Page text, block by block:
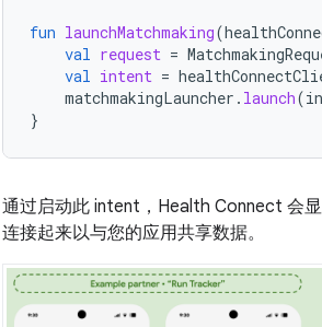
fun launchMatchmaking(
val request =
val intent =
matchmakingLauncher . launch(
}
通过启动此 intent，Health Connect 会
连接起来以与您的应用共享数据。